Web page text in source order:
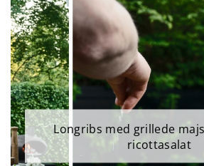
Longribs med grillede
ricottasalat